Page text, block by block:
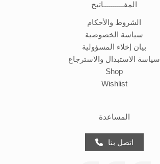
المفــــــــــاتيح
الشروط والأحكام
سياسة الخصوصية
بيان إخلاء المسؤولية
سياسة الاستبدال والاسترجاع
Shop
Wishlist
المساعدة
اتصل بنا